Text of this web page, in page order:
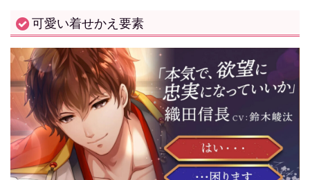
可愛い着せかえ要素